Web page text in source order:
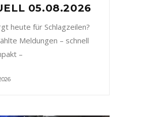
05.08.2026
heute für Schlagzeilen?
Meldungen – schnell
–